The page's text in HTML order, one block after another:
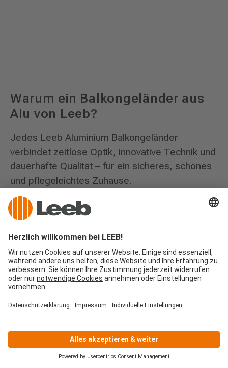
Warum ein Balkongeländer aus
Alu von Leeb?
Jedes Leeb Aluminium Balkongeländer
verbindet zeitlose Optik, innovative Technik und
dauerhafte Qualität – für ein sicheres, schönes
und pflegeleichtes Zuhause.